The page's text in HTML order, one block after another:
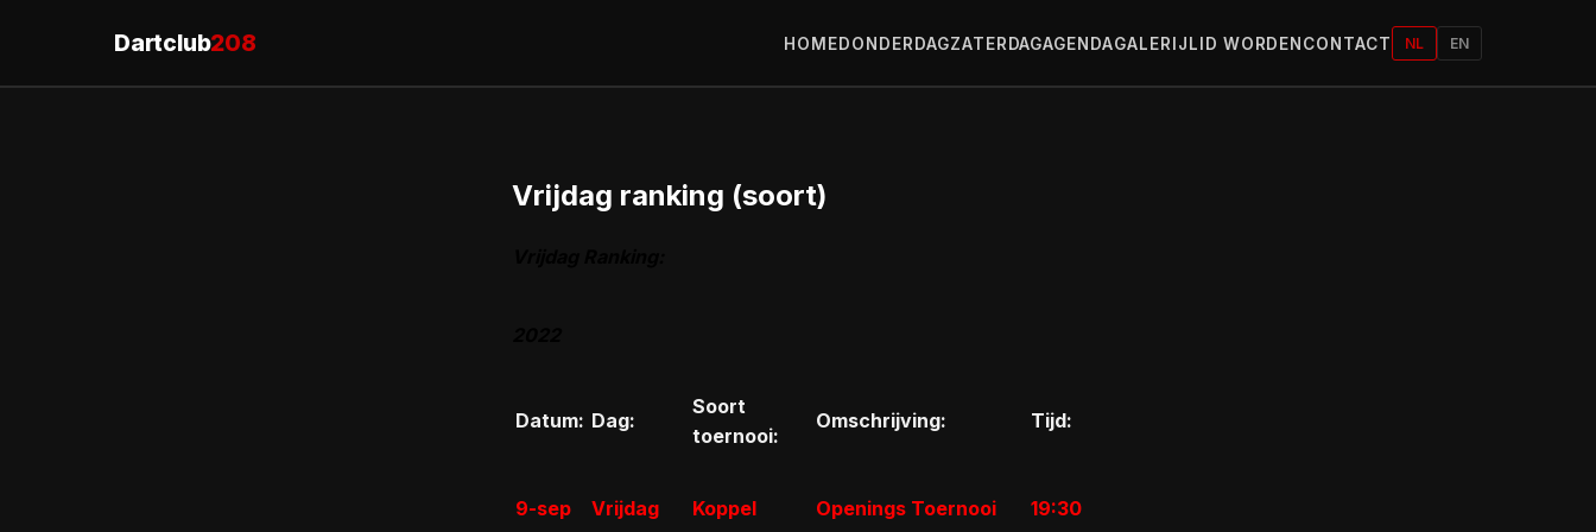
Dartclub208 HOMEDONDERDAGZATERDAGAGENDAGALERIJLID WORDENCONTACT NL EN
Vrijdag ranking (soort)
Datum: Dag:
Soort
toernooi:
Omschrijving: Tijd:
9-sep Vrijdag Koppel Openings Toernooi 19:30